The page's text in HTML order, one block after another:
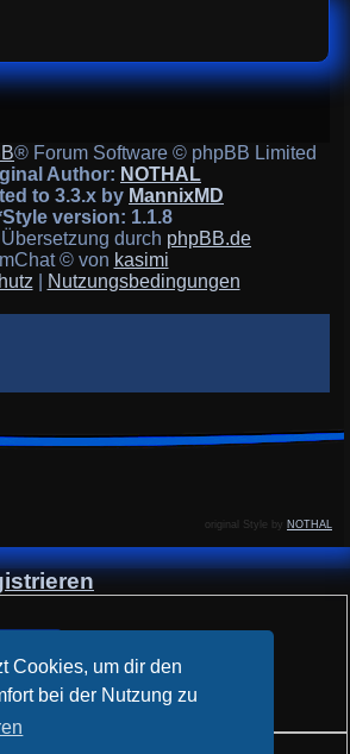
Cookies, um dir den
bei der Nutzung zu
® Forum Software © phpBB Limited
Author: NOTHAL
to 3.3.x by MannixMD
Style version: 1.1.8
durch phpBB.de
mChat © von kasimi
Nutzungsbedingungen
original Style by NOTHAL
vergessen